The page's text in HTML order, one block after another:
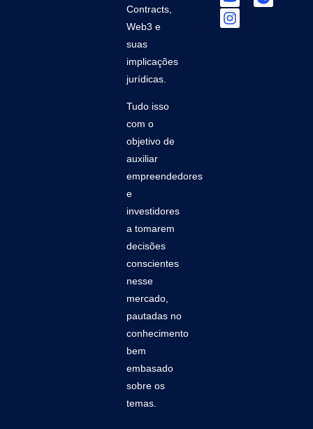
Contracts,
Web3 e
suas
implicações
jurídicas.
Tudo isso
com o
objetivo de
auxiliar
empreendedores
e
investidores
a tomarem
decisões
conscientes
nesse
mercado,
pautadas no
conhecimento
bem
embasado
sobre os
temas.